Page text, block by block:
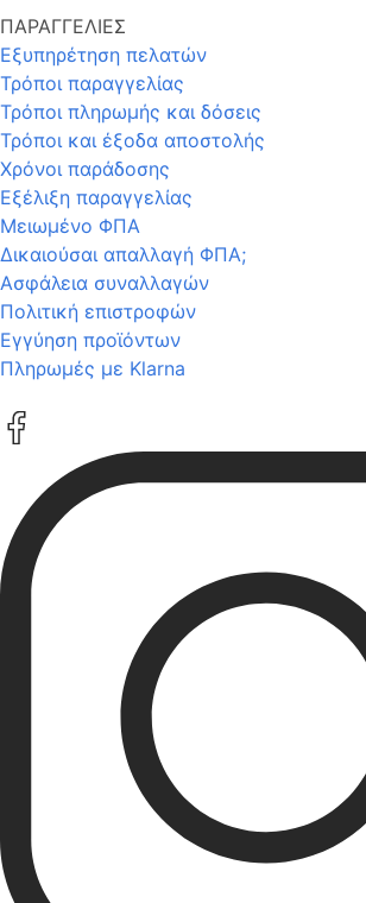
ΠΑΡΑΓΓΕΛΙΕΣ
Εξυπηρέτηση πελατών
Τρόποι παραγγελίας
Τρόποι πληρωμής και δόσεις
Τρόποι και έξοδα αποστολής
Χρόνοι παράδοσης
Εξέλιξη παραγγελίας
Μειωμένο ΦΠΑ
Δικαιούσαι απαλλαγή ΦΠΑ;
Ασφάλεια συναλλαγών
Πολιτική επιστροφών
Εγγύηση προϊόντων
Πληρωμές με Klarna